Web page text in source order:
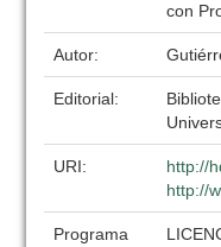
con
Autor:
Editorial:
URI:
http://
http://
Programa